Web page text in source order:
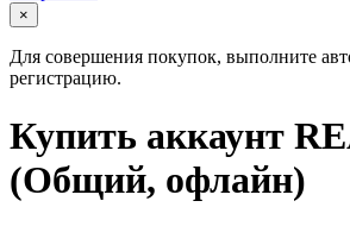
×
Для совершения покупок, выполните
регистрацию.
Купить аккаунт
(Общий, офлайн)